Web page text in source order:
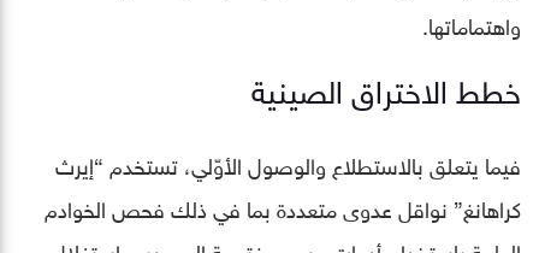
واهتماماتها.
خطط الاختراق الصينية
فيما يتعلق بالاستطلاع والوصول الأوّلي، تستخدم “إيرث
كراهانغ” نواقل عدوى متعددة بما في ذلك فحص الخوادم